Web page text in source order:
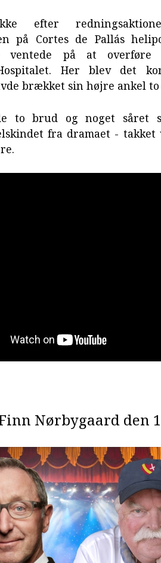
efter
på Cortes de Pallás
ventede på at
Her blev det
brækket sin højre ankel to
to brud og noget såret
fra dramaet - takket
Nørbygaard den